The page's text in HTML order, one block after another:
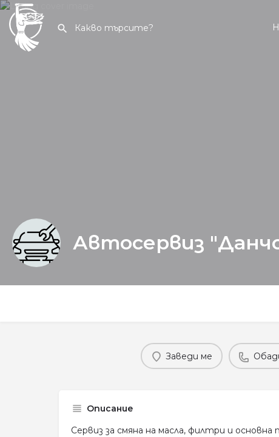
Автосервиз
Заведи ме
Описание
Сервиз за смяна на масла, филтри и основна